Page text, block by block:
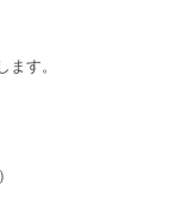
す。